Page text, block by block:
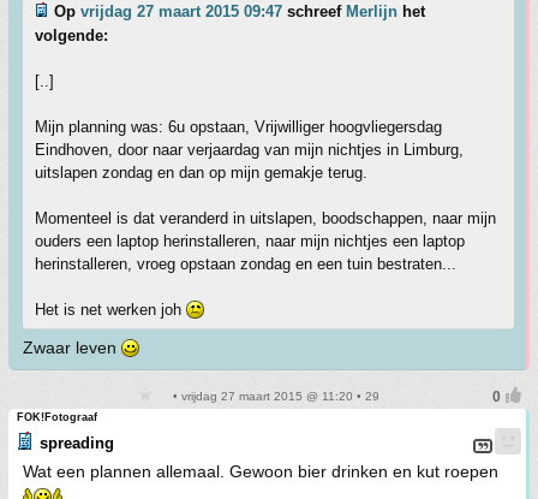
Op vrijdag 27 maart 2015 09:47 schreef Merlijn het
volgende:
[..]
Mijn planning was: 6u opstaan, Vrijwilliger hoogvliegersdag
Eindhoven, door naar verjaardag van mijn nichtjes in Limburg,
uitslapen zondag en dan op mijn gemakje terug.
Momenteel is dat veranderd in uitslapen, boodschappen, naar mijn
ouders een laptop herinstalleren, naar mijn nichtjes een laptop
herinstalleren, vroeg opstaan zondag en een tuin bestraten...
Het is net werken joh
Zwaar leven
• vrijdag 27 maart 2015 @ 11:20 • 29
FOK!Fotograaf
spreading
Wat een plannen allemaal. Gewoon bier drinken en kut roepen